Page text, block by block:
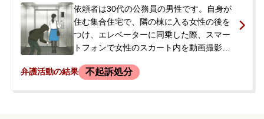
った携帯電話やパソコン、犯行に使用した
カメラも押収されてしまいました。<br />
示談が成立しているにもかかわらず捜査が
進む状況に不安を感じ、「このまま刑事事
り、当事務所にご相談に来られました。
依頼者は30代の公務員の男性です。自身が
住む集合住宅で、隣の棟に入る女性の後を
つけ、エレベーターに同乗した際、スマー
トフォンで女性のスカート内を動画撮影し
ました。後日、最寄りの駅前で偶然その女
弁護活動の結果 不起訴処分